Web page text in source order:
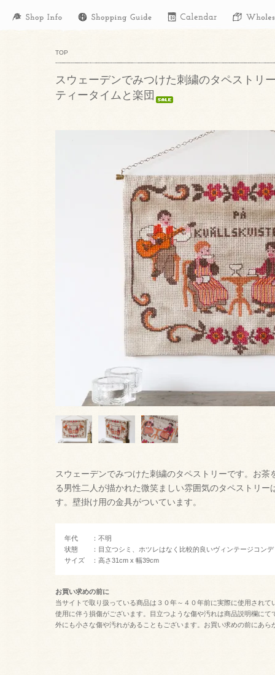
TOP
スウェーデンでみつけた刺繍のタペストリ
ティータイムと楽団
スウェーデンでみつけた刺繍のタペストリーです。お
る男性二人が描かれた微笑ましい雰囲気のタペストリ
す。壁掛け用の金具がついています。
年代 ：不明
状態 ：目立つシミ、ホツレはなく比較的良いヴィンテージコンデ
サイズ ：高さ31cm x 幅39cm
お買い求めの前に
当サイトで取り扱っている商品は３０年～４０年前に実際に使用され
使用に伴う損傷がございます。目立つような傷や汚れは商品説明欄に
外にも小さな傷や汚れがあることもございます。お買い求めの前にあら